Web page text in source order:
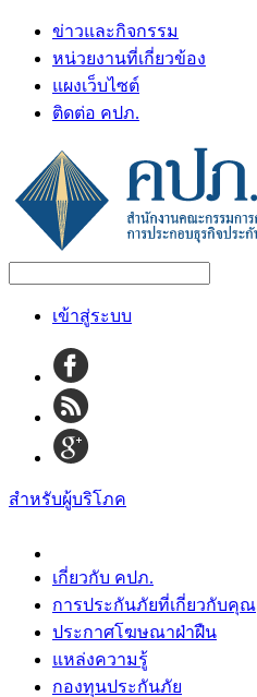
ข่าวและกิจกรรม
หน่วยงานที่เกี่ยวข้อง
แผงเว็บไซต์
ติดต่อ คปภ.
เข้าสู่ระบบ
สำหรับผู้บริโภค
เกี่ยวกับ คปภ.
การประกันภัยที่เกี่ยวกับคุณ
ประกาศโฆษณาฝ่าฝืน
แหล่งความรู้
กองทุนประกันภัย